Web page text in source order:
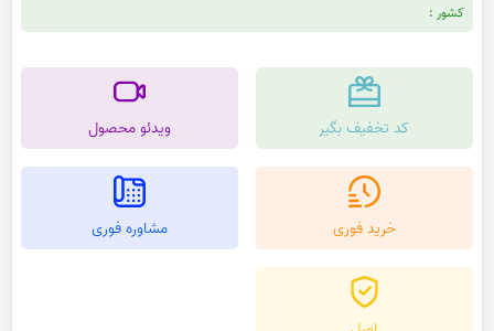
کشور :
کد تخفیف بگیر ویدئو محصول
خرید فوری مشاوره فوری